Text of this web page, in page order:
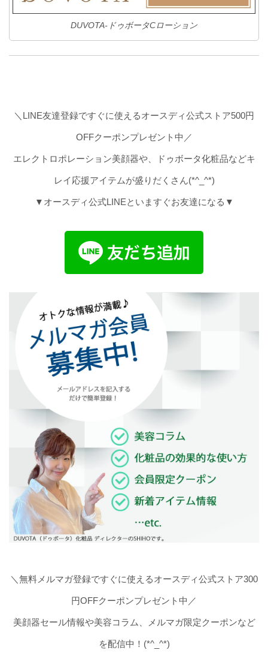
DUVOTA-ドゥボータCローション
＼LINE友達登録ですぐに使えるオースディ公式ストア500円
OFFクーポンプレゼント中／
エレクトロポレーション美顔器や、ドゥボータ化粧品などキ
レイ応援アイテムが盛りだくさん(*^_^*)
▼オースディ公式LINEといますぐお友達になる▼
＼無料メルマガ登録ですぐに使えるオースディ公式ストア300
円OFFクーポンプレゼント中／
美顔器セール情報や美容コラム、メルマガ限定クーポンなど
を配信中！(*^_^*)